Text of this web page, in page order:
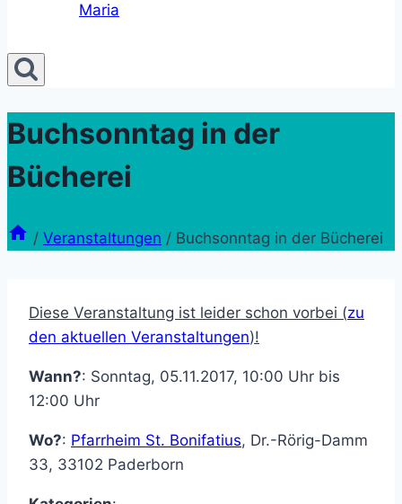
Maria
Buchsonntag in der
Bücherei
/ Veranstaltungen / Buchsonntag in der Bücherei
Diese Veranstaltung ist leider schon vorbei (zu
den aktuellen Veranstaltungen)!
Wann?: Sonntag, 05.11.2017, 10:00 Uhr bis
12:00 Uhr
Wo?: Pfarrheim St. Bonifatius, Dr.-Rörig-Damm
33, 33102 Paderborn